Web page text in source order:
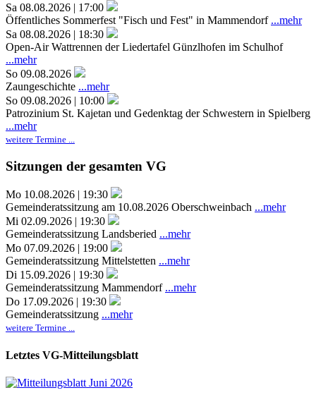
Sa 08.08.2026 | 17:00
Öffentliches Sommerfest "Fisch und Fest" in Mammendorf ...mehr
Sa 08.08.2026 | 18:30
Open-Air Wattrennen der Liedertafel Günzlhofen im Schulhof
...mehr
So 09.08.2026
Zaungeschichte ...mehr
So 09.08.2026 | 10:00
Patrozinium St. Kajetan und Gedenktag der Schwestern in Spielberg
...mehr
weitere Termine ...
Sitzungen der gesamten VG
Mo 10.08.2026 | 19:30
Gemeinderatssitzung am 10.08.2026 Oberschweinbach ...mehr
Mi 02.09.2026 | 19:30
Gemeinderatssitzung Landsberied ...mehr
Mo 07.09.2026 | 19:00
Gemeinderatssitzung Mittelstetten ...mehr
Di 15.09.2026 | 19:30
Gemeinderatssitzung Mammendorf ...mehr
Do 17.09.2026 | 19:30
Gemeinderatssitzung ...mehr
weitere Termine ...
Letztes VG-Mitteilungsblatt